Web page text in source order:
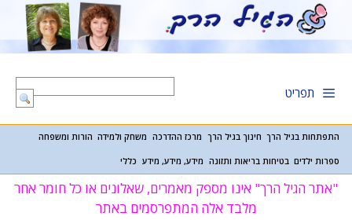
לתוכן
תפריט
התפתחות בגיל הרך חינוך בגיל הרך מרכז ההדרכה משחק ולמידה הורות ומשפחה
ספרות ילדים בטיחות בריאות ותזונה מידע, מידע, מידע כללי
"אתר הגיל הרך" אינו מספק מאמרים, שאלונים או כל חומר אחר
מלבד אלה המתפרסמים באתר